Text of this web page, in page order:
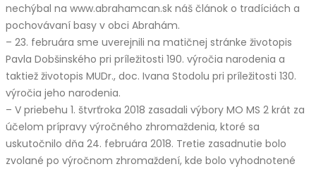
nechýbal na www.abrahamcan.sk náš článok o tradíciách a
pochovávaní basy v obci Abrahám.
– 23. februára sme uverejnili na matičnej stránke životopis
Pavla Dobšinského pri príležitosti 190. výročia narodenia a
taktiež životopis MUDr., doc. Ivana Stodolu pri príležitosti 130.
výročia jeho narodenia.
– V priebehu 1. štvrťroka 2018 zasadali výbory MO MS 2 krát za
účelom prípravy výročného zhromaždenia, ktoré sa
uskutočnilo dňa 24. februára 2018. Tretie zasadnutie bolo
zvolané po výročnom zhromaždení, kde bolo vyhodnotené